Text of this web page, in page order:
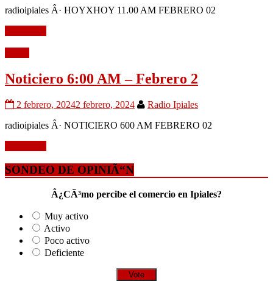
radioipiales Â· HOYXHOY 11.00 AM FEBRERO 02
Noticiero 6:00 AM – Febrero 2
2 febrero, 20242 febrero, 2024
Radio Ipiales
radioipiales Â· NOTICIERO 600 AM FEBRERO 02
SONDEO DE OPINIÃ“N
Â¿CÃ³mo percibe el comercio en Ipiales?
Muy activo
Activo
Poco activo
Deficiente